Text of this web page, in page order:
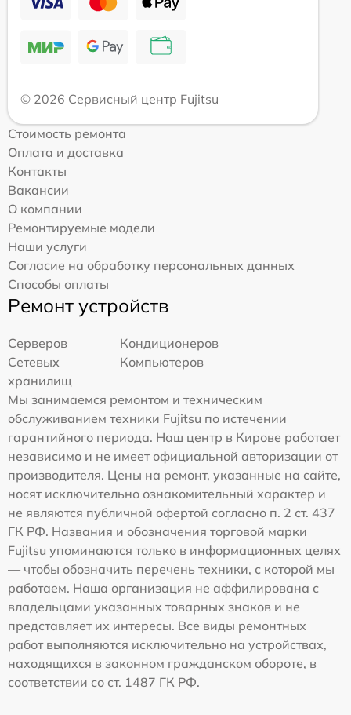
© 2026 Сервисный центр Fujitsu
Стоимость ремонта
Оплата и доставка
Контакты
Вакансии
О компании
Ремонтируемые модели
Наши услуги
Согласие на обработку персональных данных
Способы оплаты
Ремонт устройств
Серверов
Кондиционеров
Сетевых
хранилищ
Компьютеров
Мы занимаемся ремонтом и техническим
обслуживанием техники Fujitsu по истечении
гарантийного периода. Наш центр в Кирове работает
независимо и не имеет официальной авторизации от
производителя. Цены на ремонт, указанные на сайте,
носят исключительно ознакомительный характер и
не являются публичной офертой согласно п. 2 ст. 437
ГК РФ. Названия и обозначения торговой марки
Fujitsu упоминаются только в информационных целях
— чтобы обозначить перечень техники, с которой мы
работаем. Наша организация не аффилирована с
владельцами указанных товарных знаков и не
представляет их интересы. Все виды ремонтных
работ выполняются исключительно на устройствах,
находящихся в законном гражданском обороте, в
соответствии со ст. 1487 ГК РФ.